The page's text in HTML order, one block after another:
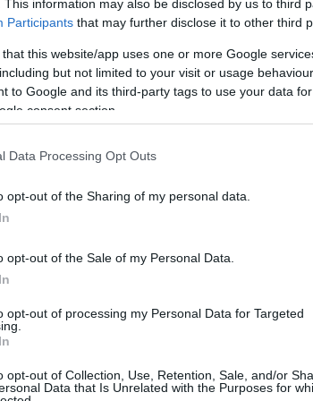
This information may also be disclosed by us to third
Participants that may further disclose it to other third
that this website/app uses one or more Google
but not limited to your visit or usage
to Google and its third-party tags to use your data
consent section.
Data Processing Opt Outs
opt-out of the Sharing of my personal data.
opt-out of the Sale of my Personal Data.
opt-out of processing my Personal Data for Targeted
opt-out of Collection, Use, Retention, Sale, and/or
Data that Is Unrelated with the Purposes for
επιτέθηκαν και χτύπησαν
με αποτέλεσμα οι δύο από τους
ο αστυνομικός, εμποδίζοντας